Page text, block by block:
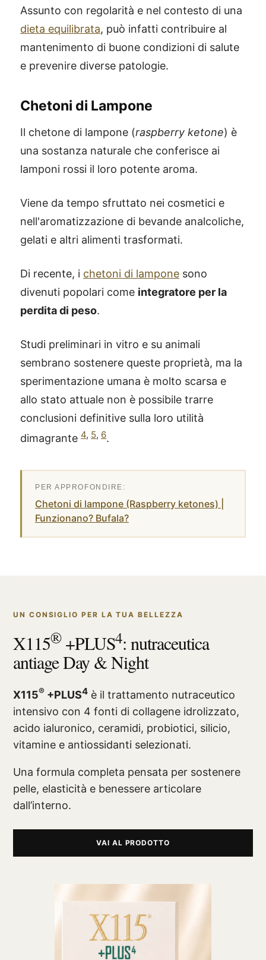
Assunto con regolarità e nel contesto di una
dieta equilibrata, può infatti contribuire al
mantenimento di buone condizioni di salute
e prevenire diverse patologie.
Chetoni di Lampone
Il chetone di lampone (raspberry ketone) è
una sostanza naturale che conferisce ai
lamponi rossi il loro potente aroma.
Viene da tempo sfruttato nei cosmetici e
nell'aromatizzazione di bevande analcoliche,
gelati e altri alimenti trasformati.
Di recente, i chetoni di lampone sono
divenuti popolari come integratore per la
perdita di peso.
Studi preliminari in vitro e su animali
sembrano sostenere queste proprietà, ma la
sperimentazione umana è molto scarsa e
allo stato attuale non è possibile trarre
conclusioni definitive sulla loro utilità
dimagrante 4, 5, 6.
Chetoni di lampone (Raspberry ketones) |
Funzionano? Bufala?
UN CONSIGLIO PER LA TUA BELLEZZA
X115®+PLUS4: nutraceutica
antiage Day & Night
X115® +PLUS4 è il trattamento nutraceutico
intensivo con 4 fonti di collagene idrolizzato,
acido ialuronico, ceramidi, probiotici, silicio,
vitamine e antiossidanti selezionati.
Una formula completa pensata per sostenere
pelle, elasticità e benessere articolare
dall’interno.
VAI AL PRODOTTO